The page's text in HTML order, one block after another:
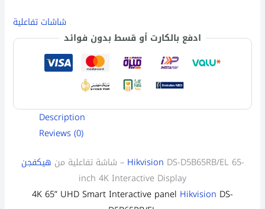
شاشات تفاعلية
ادفع بالكارت أو قسط بدون فوائد
Description
Reviews (0)
شاشة تفاعلية من هيكفجن – Hikvision DS-D5B65RB/EL 65-
inch 4K Interactive Display
4K 65” UHD SmartInteractive panel Hikvision DS-